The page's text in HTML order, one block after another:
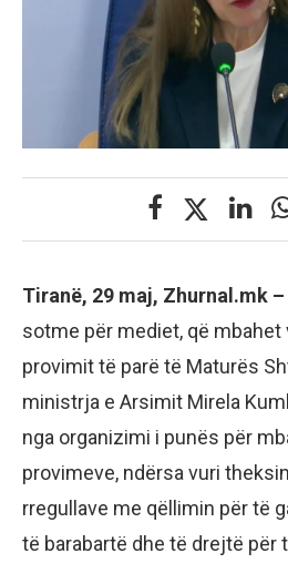
Tiranë, 29 maj, Zhurnal.mk –
sotme për mediet, që mbahet
provimit të parë të Maturës
ministrja e Arsimit Mirela
nga organizimi i punës për
provimeve, ndërsa vuri
rregullave me qëllimin për të
të barabartë dhe të drejtë për